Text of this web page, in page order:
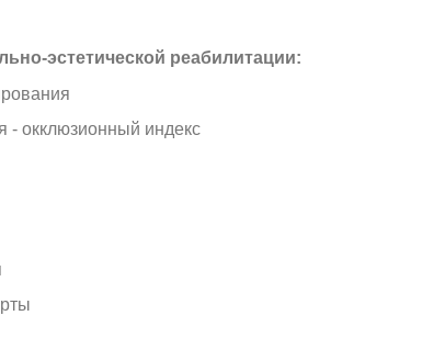
эстетической реабилитации:
- окклюзионный индекс